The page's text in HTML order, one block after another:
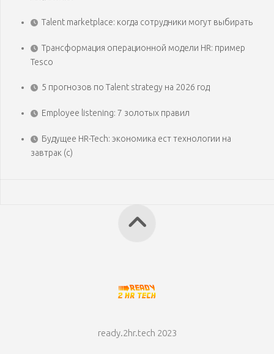
Talent marketplace: когда сотрудники могут выбирать
Трансформация операционной модели HR: пример
Tesco
5 прогнозов по Talent strategy на 2026 год
Employee listening: 7 золотых правил
Будущее HR-Tech: экономика ест технологии на
завтрак (с)
ready.2hr.tech 2023